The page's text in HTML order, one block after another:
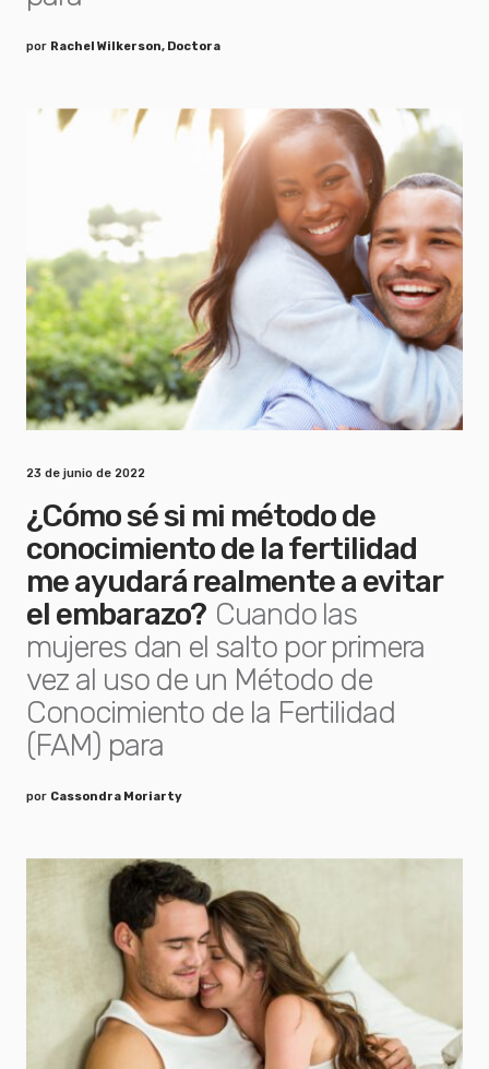
por Rachel Wilkerson, Doctora
23 de junio de 2022
¿Cómo sé si mi método de
conocimiento de la fertilidad
me ayudará realmente a evitar
el embarazo? Cuando las
mujeres dan el salto por primera
vez al uso de un Método de
Conocimiento de la Fertilidad
(FAM) para
por Cassondra Moriarty